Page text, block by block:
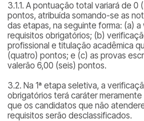
3.1.1. A pontuação total variará de 0
pontos, atribuída somando-se as
das etapas, na seguinte forma: (a)
requisitos obrigatórios; (b)
profissional e titulação acadêmica
(quatro) pontos; e (c) as provas
valerão 6,00 (seis) pontos.
3.2. Na 1ª etapa seletiva, a
obrigatórios terá caráter meramente
que os candidatos que não
requisitos serão desclassificados.